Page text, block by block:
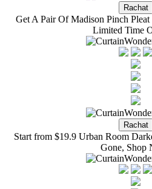
Get A Pair Of Madison Pinch
Limited Time
Start from $19.9 Urban Room
Gone, Shop